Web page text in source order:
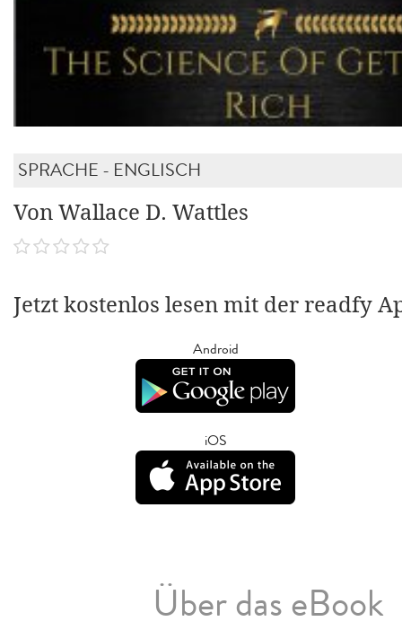
SPRACHE - ENGLISCH
Von Wallace D. Wattles
Jetzt kostenlos lesen mit der readfy
Android
iOS
Über das eBook